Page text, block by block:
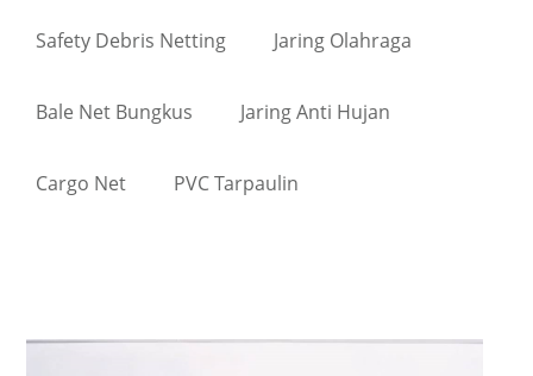
Safety Debris Netting Jaring Olahraga
Bale Net Bungkus Jaring Anti Hujan
Cargo Net PVC Tarpaulin